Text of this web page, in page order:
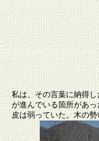
私は、その言葉に納得
が進んでいる箇所があ
皮は弱っていた。木の